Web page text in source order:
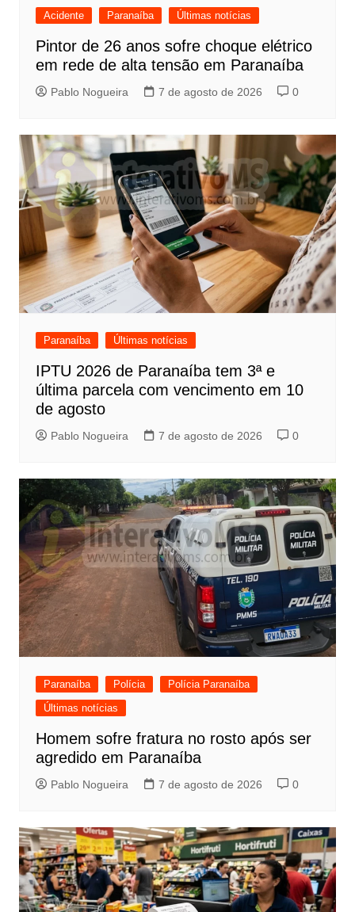
Acidente Paranaíba Últimas notícias
Pintor de 26 anos sofre choque elétrico
em rede de alta tensão em Paranaíba
Pablo Nogueira 7 de agosto de 2026 0
Paranaíba Últimas notícias
IPTU 2026 de Paranaíba tem 3ª e
última parcela com vencimento em 10
de agosto
Pablo Nogueira 7 de agosto de 2026 0
Paranaíba Polícia
Polícia Paranaíba
Últimas notícias
Homem sofre fratura no rosto após ser
agredido em Paranaíba
Pablo Nogueira 7 de agosto de 2026 0